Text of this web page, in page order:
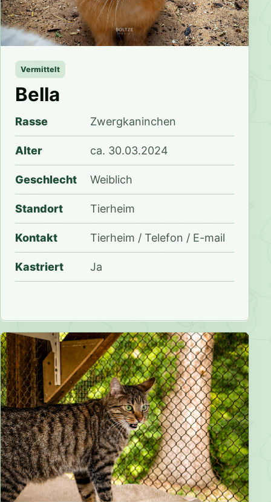
Vermittelt
Bella
Rasse Zwergkaninchen
Alter ca. 30.03.2024
Geschlecht Weiblich
Standort Tierheim
Kontakt Tierheim / Telefon / E-mail
Kastriert Ja